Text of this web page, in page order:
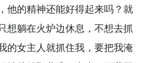
他的精神还能好得起来吗？就
想躺在火炉边休息， 不想去抓
的女主人就抓住我， 要把我淹